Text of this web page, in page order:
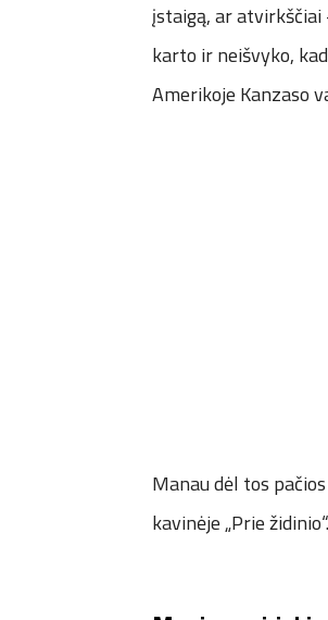
įstaigą, ar
karto ir neišvyko,
Amerikoje Kanzaso
Manau dėl tos
kavinėje „Prie židinio“.